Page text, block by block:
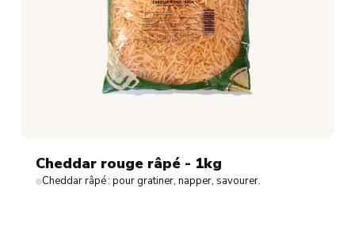
Cheddar rouge râpé - 1kg
Cheddar râpé : pour gratiner, napper, savourer.